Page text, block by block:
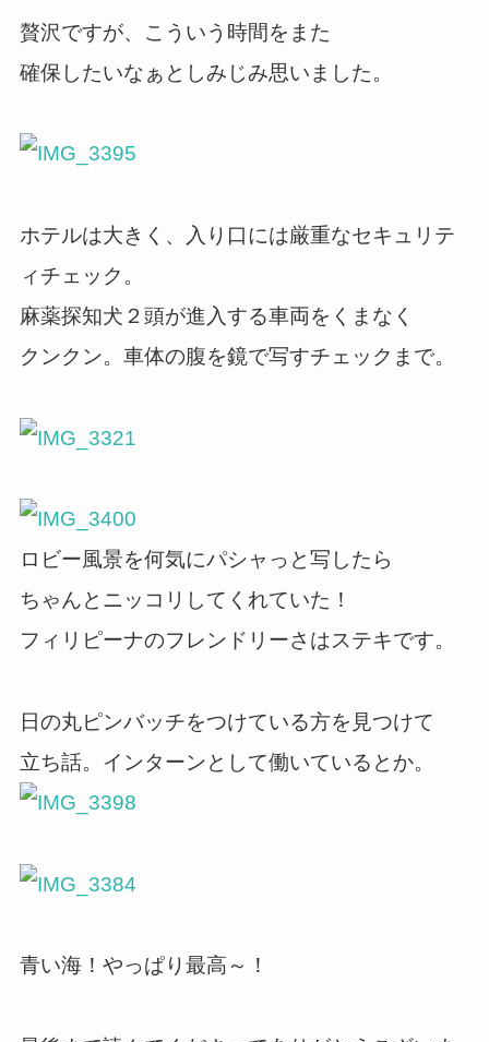
贅沢ですが、こういう時間をまた
確保したいなぁとしみじみ思いました。
ホテルは大きく、入り口には厳重なセキュリテ
ィチェック。
麻薬探知犬２頭が進入する車両をくまなく
クンクン。車体の腹を鏡で写すチェックまで。
ロビー風景を何気にパシャっと写したら
ちゃんとニッコリしてくれていた！
フィリピーナのフレンドリーさはステキです。
日の丸ピンバッチをつけている方を見つけて
立ち話。インターンとして働いているとか。
青い海！やっぱり最高～！